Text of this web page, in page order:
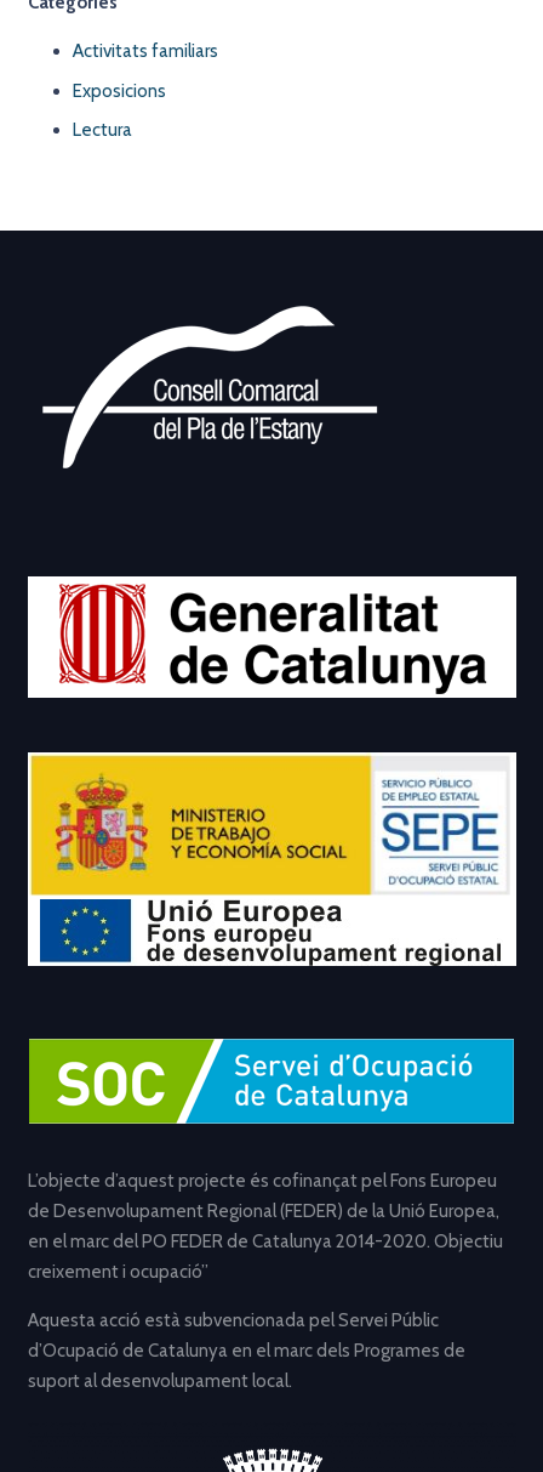
Activitats familiars
Exposicions
Lectura
L’objecte d’aquest projecte és cofinançat pel Fons Europeu
de Desenvolupament Regional (FEDER) de la Unió Europea,
en el marc del PO FEDER de Catalunya 2014-2020. Objectiu
creixement i ocupació”
Aquesta acció està subvencionada pel Servei Públic
d’Ocupació de Catalunya en el marc dels Programes de
suport al desenvolupament local.